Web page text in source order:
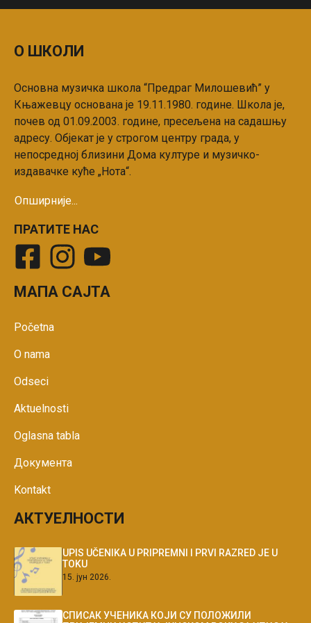
О ШКОЛИ
Основна музичка школа “Предраг Mилошевић” у
Књажевцу основана је 19.11.1980. године. Школа је,
почев од 01.09.2003. године, пресељена на садашњу
адресу. Објекат је у строгом центру града, у
непосредној близини Дома културе и музичко-
издавачке куће „Нота“.
Опширније...
ПРАТИТЕ НАС
МАПА САЈТА
Početna
O nama
Odseci
Aktuelnosti
Oglasna tabla
Документа
Kontakt
АКТУЕЛНОСТИ
UPIS UČENIKA U PRIPREMNI I PRVI RAZRED JE U
TOKU
15. јун 2026.
СПИСАК УЧЕНИКА КОЈИ СУ ПОЛОЖИЛИ